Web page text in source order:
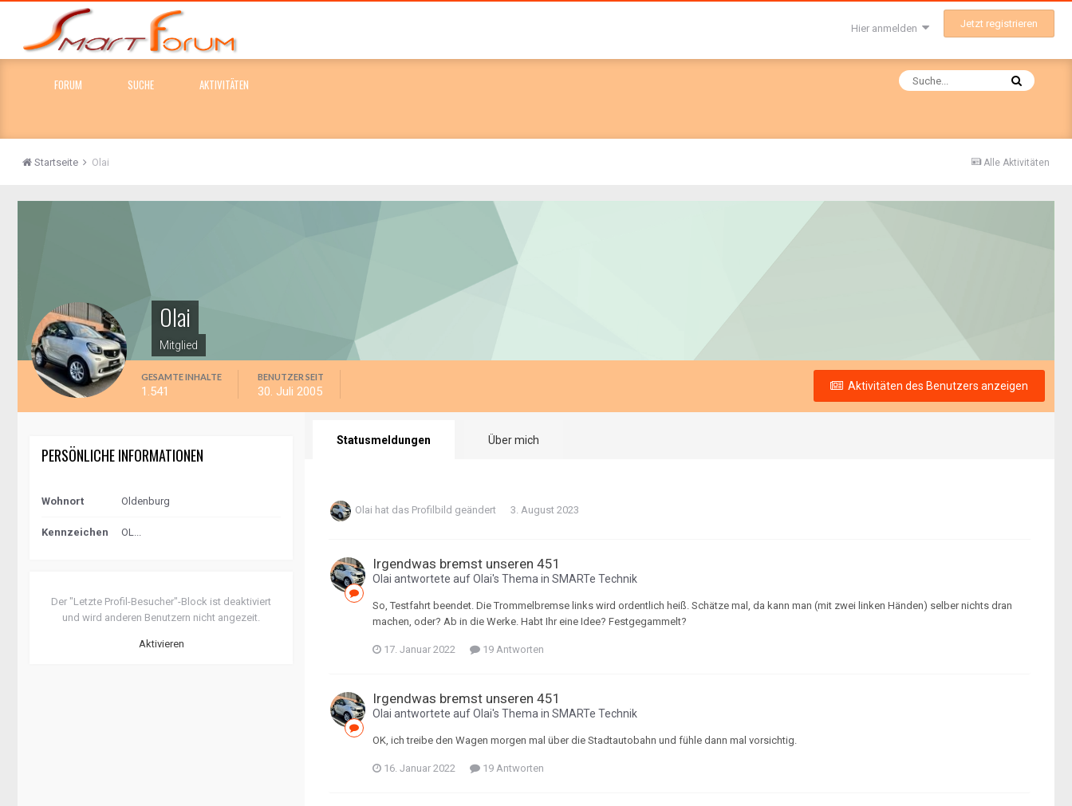
Hier anmelden Jetzt registrieren
FORUM SUCHE AKTIVITÄTEN
Alle Aktivitäten
Startseite Olai
Olai
Mitglied
Aktivitäten des Benutzers anzeigen
GESAMTE INHALTE
1.541
BENUTZER SEIT
30. Juli 2005
PERSÖNLICHE INFORMATIONEN
Wohnort Oldenburg
Kennzeichen OL...
Der "Letzte Profil-Besucher"-Block ist deaktiviert
und wird anderen Benutzern nicht angezeit.
Aktivieren
Statusmeldungen Über mich
Olai hat das Profilbild geändert 3. August 2023
Irgendwas bremst unseren 451
Olai antwortete aufOlai's Thema in SMARTe Technik
So, Testfahrt beendet. Die Trommelbremse links wird ordentlich heiß. Schätze mal, da kann man (mit zwei linken Händen) selber nichts dran
machen, oder? Ab in die Werke. Habt Ihr eine Idee? Festgegammelt?
17. Januar 2022 19 Antworten
Irgendwas bremst unseren 451
Olai antwortete aufOlai's Thema in SMARTe Technik
OK, ich treibe den Wagen morgen mal über die Stadtautobahn und fühle dann mal vorsichtig.
16. Januar 2022 19 Antworten